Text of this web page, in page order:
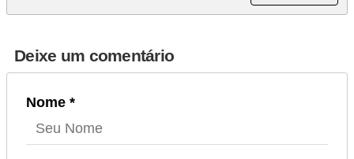
Deixe um comentário
Nome *
g
u
r
a
n